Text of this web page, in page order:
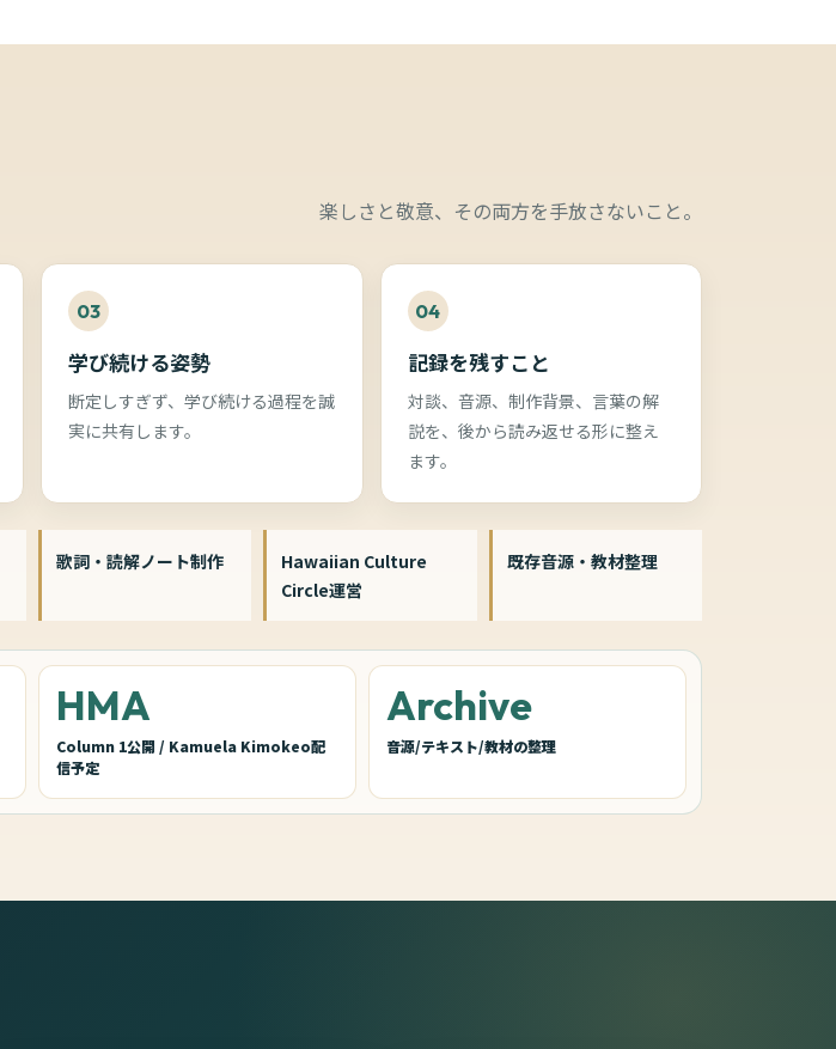
楽しさと敬意、その両方を手放さないこと。
03
学び続ける姿勢
断定しすぎず、学び続ける過程を誠
実に共有します。
04
記録を残すこと
対談、音源、制作背景、言葉の解
説を、後から読み返せる形に整え
ます。
歌詞・読解ノート制作
Hawaiian Culture
Circle運営
既存音源・教材整理
HMA
Column 1公開 / Kamuela Kimokeo配
信予定
Archive
音源/テキスト/教材の整理